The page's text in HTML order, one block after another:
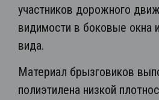
участников дорожного
видимости в боковые окна
вида.
Материал брызговиков
полиэтилена низкой